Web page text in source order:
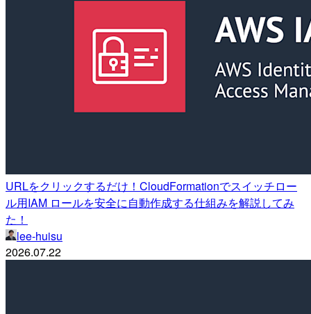
URLをクリックするだけ！CloudFormationでスイッチロー
ル用IAM ロールを安全に自動作成する仕組みを解説してみ
た！
lee-huisu
2026.07.22